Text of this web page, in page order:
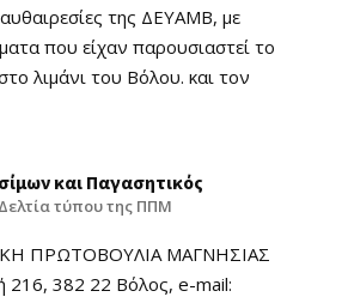
της ΔΕΥΑΜΒ, με
που είχαν παρουσιαστεί το
λιμάνι του Βόλου. και τον
και Παγασητικός
Δελτία τύπου της ΠΠΜ
ΠΡΩΤΟΒΟΥΛΙΑ ΜΑΓΝΗΣΙΑΣ
22 Βόλος, e-mail: